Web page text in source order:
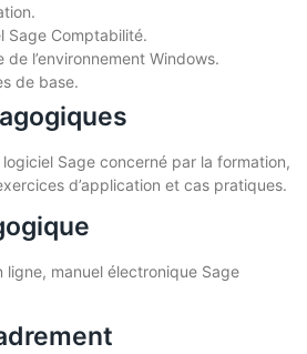
Sage Comptabilité.
l’environnement Windows.
de base.
Sage concerné par la formation,
d’application et cas pratiques.
ligne, manuel électronique Sage